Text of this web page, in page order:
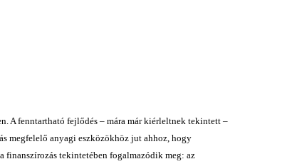
A fenntartható fejlődés – mára már kiérleltnek tekintett –
megfelelő anyagi eszközökhöz jut ahhoz, hogy
finanszírozás tekintetében fogalmazódik meg: az